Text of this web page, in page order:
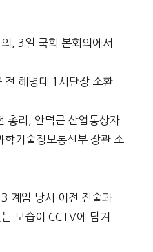
, 3일 국회 본회의에서
전 해병대 1사단장 소환
총리, 안덕근 산업통상자
학기술정보통신부 장관 소
계엄 당시 이전 진술과
모습이 CCTV에 담겨